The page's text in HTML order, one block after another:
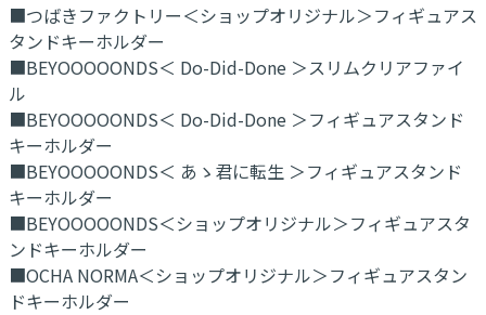
■つばきファクトリー＜ショップオリジナル＞フィギュアス
タンドキーホルダー
■BEYOOOOONDS＜ Do-Did-Done ＞スリムクリアファイ
ル
■BEYOOOOONDS＜ Do-Did-Done ＞フィギュアスタンド
キーホルダー
■BEYOOOOONDS＜ あゝ君に転生 ＞フィギュアスタンド
キーホルダー
■BEYOOOOONDS＜ショップオリジナル＞フィギュアスタ
ンドキーホルダー
■OCHA NORMA＜ショップオリジナル＞フィギュアスタン
ドキーホルダー